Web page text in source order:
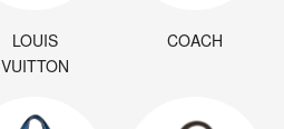
LOUIS
VUITTON
COACH